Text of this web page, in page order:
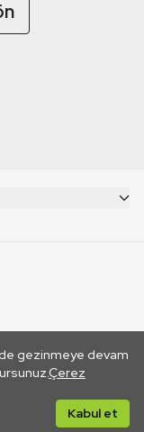
gezinmeye devam
Çerez
Kabul et
yoluyla gidilen dış